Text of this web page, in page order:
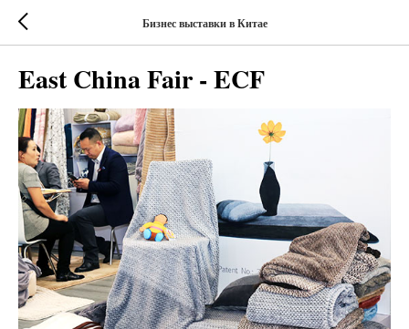
Бизнес выставки в Китае
East China Fair - ECF